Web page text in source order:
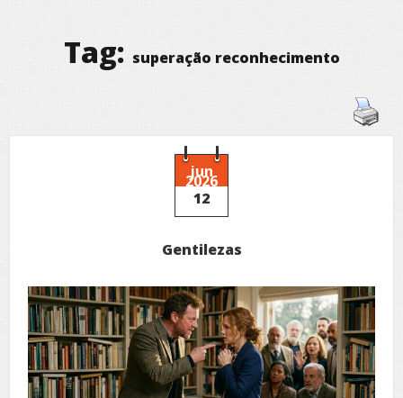
Tag: superação reconhecimento
jun
2026
12
Gentilezas